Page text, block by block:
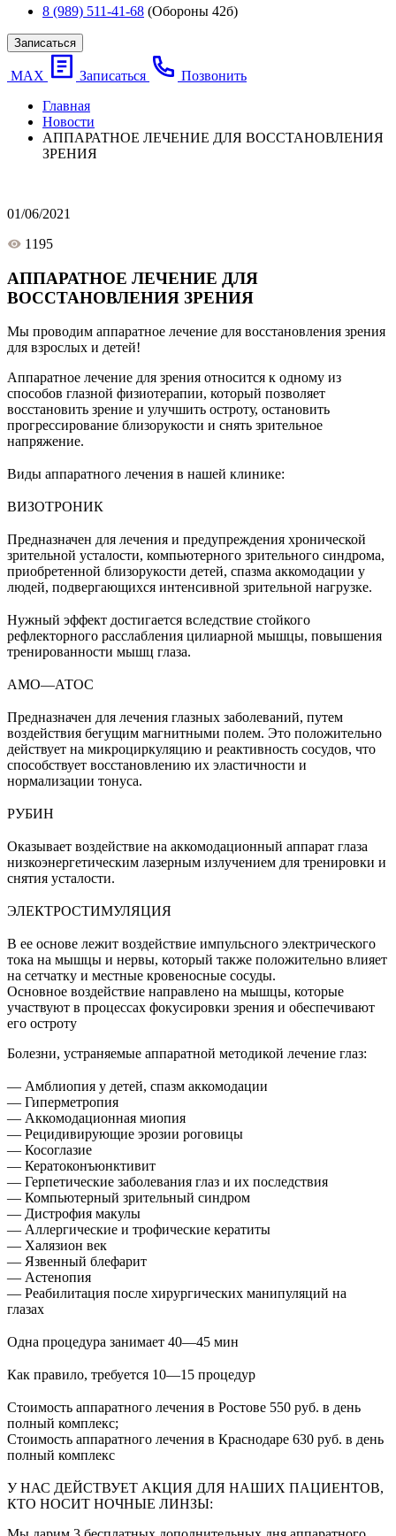
8 (989) 511-41-68 (Обороны 42б)
Записаться
МАХ Записаться
Позвонить
Главная
Новости
АППАРАТНОЕ ЛЕЧЕНИЕ ДЛЯ ВОССТАНОВЛЕНИЯ
ЗРЕНИЯ
01/06/2021
1195
АППАРАТНОЕ ЛЕЧЕНИЕ ДЛЯ
ВОССТАНОВЛЕНИЯ ЗРЕНИЯ
Мы проводим аппаратное лечение для восстановления зрения
для взрослых и детей!
Аппаратное лечение для зрения относится к одному из
способов глазной физиотерапии, который позволяет
восстановить зрение и улучшить остроту, остановить
прогрессирование близорукости и снять зрительное
напряжение.
Виды аппаратного лечения в нашей клинике:
ВИЗОТРОНИК
Предназначен для лечения и предупреждения хронической
зрительной усталости, компьютерного зрительного синдрома,
приобретенной близорукости детей, спазма аккомодации у
людей, подвергающихся интенсивной зрительной нагрузке.
Нужный эффект достигается вследствие стойкого
рефлекторного расслабления цилиарной мышцы, повышения
тренированности мышц глаза.
АМО—АТОС
Предназначен для лечения глазных заболеваний, путем
воздействия бегущим магнитными полем. Это положительно
действует на микроциркуляцию и реактивность сосудов, что
способствует восстановлению их эластичности и
нормализации тонуса.
РУБИН
Оказывает воздействие на аккомодационный аппарат глаза
низкоэнергетическим лазерным излучением для тренировки и
снятия усталости.
ЭЛЕКТРОСТИМУЛЯЦИЯ
В ее основе лежит воздействие импульсного электрического
тока на мышцы и нервы, который также положительно влияет
на сетчатку и местные кровеносные сосуды.
Основное воздействие направлено на мышцы, которые
участвуют в процессах фокусировки зрения и обеспечивают
его остроту
Болезни, устраняемые аппаратной методикой лечение глаз:
— Амблиопия у детей, спазм аккомодации
— Гиперметропия
— Аккомодационная миопия
— Рецидивирующие эрозии роговицы
— Косоглазие
— Кератоконъюнктивит
— Герпетические заболевания глаз и их последствия
— Компьютерный зрительный синдром
— Дистрофия макулы
— Аллергические и трофические кератиты
— Халязион век
— Язвенный блефарит
— Астенопия
— Реабилитация после хирургических манипуляций на
глазах
Одна процедура занимает 40—45 мин
Как правило, требуется 10—15 процедур
Стоимость аппаратного лечения в Ростове 550 руб. в день
полный комплекс;
Стоимость аппаратного лечения в Краснодаре 630 руб. в день
полный комплекс
У НАС ДЕЙСТВУЕТ АКЦИЯ ДЛЯ НАШИХ ПАЦИЕНТОВ,
КТО НОСИТ НОЧНЫЕ ЛИНЗЫ: